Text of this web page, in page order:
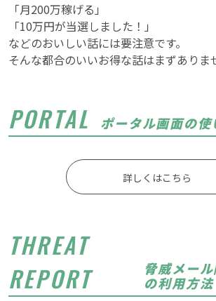
「月200万稼げる」
「10万円が当選しました！」
などのおいしい話には要注意です。
そんな都合のいいお得な話はまずありま
PORTAL ポータル画面の使
詳しくはこちら
THREAT
REPORT
脅威メー
の利用方法